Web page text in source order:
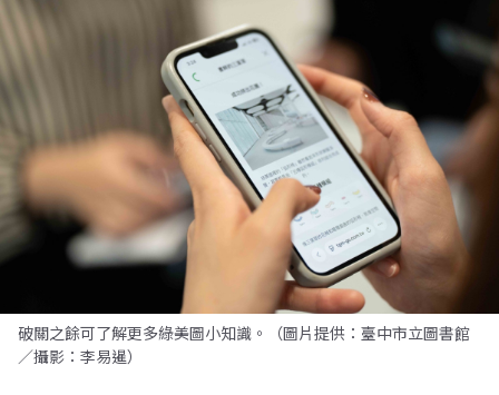
破關之餘可了解更多綠美圖小知識。（圖片提供：臺中市立圖書館
／攝影：李易暹）